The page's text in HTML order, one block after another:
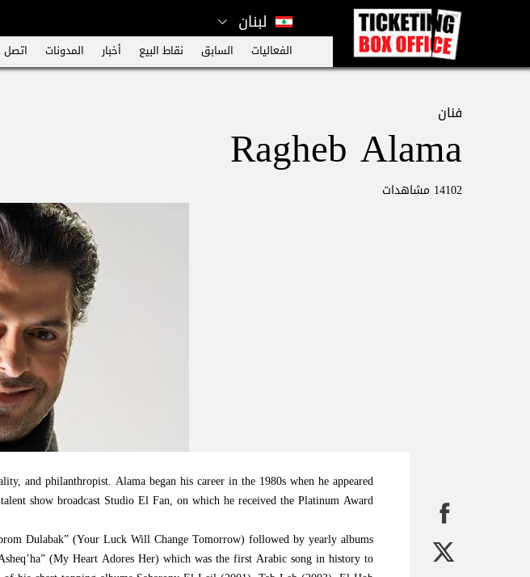
لبنان
الفعاليات السابق نقاط البيع أخبار المدونات اتصل
فنان
Ragheb Alama
14102 مشاهدات
and philanthropist. Alama began his career in the 1980s when he appeared
show broadcast Studio El Fan, on which he received the Platinum Award.
Dulabak” (Your Luck Will Change Tomorrow) followed by yearly albums
(My Heart Adores Her) which was the first Arabic song in history to